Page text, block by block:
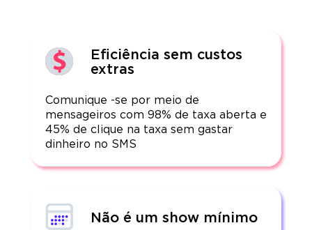
Eficiência sem custos
extras
Comunique -se por meio de
mensageiros com 98% de taxa aberta e
45% de clique na taxa sem gastar
dinheiro no SMS
Não é um show mínimo